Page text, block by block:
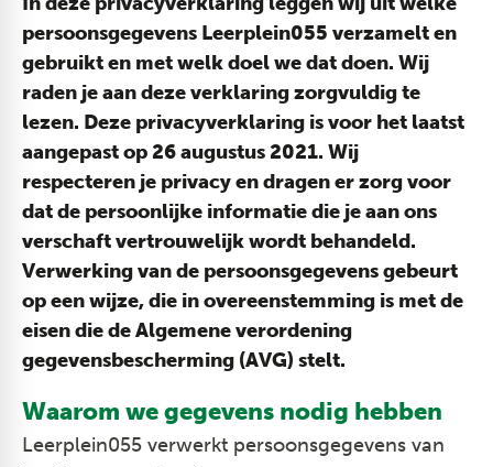
persoonsgegevens Leerplein055 verzamelt en
gebruikt en met welk doel we dat doen. Wij
raden je aan deze verklaring zorgvuldig te
lezen. Deze privacyverklaring is voor het laatst
aangepast op 26 augustus 2021. Wij
respecteren je privacy en dragen er zorg voor
dat de persoonlijke informatie die je aan ons
verschaft vertrouwelijk wordt behandeld.
Verwerking van de persoonsgegevens gebeurt
op een wijze, die in overeenstemming is met de
eisen die de Algemene verordening
gegevensbescherming (AVG) stelt.
Waarom we gegevens nodig hebben
Leerplein055 verwerkt persoonsgegevens van